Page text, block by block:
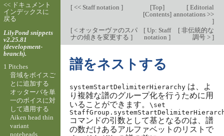
[<< Staff notation ] [Top]
[Contents]
[Editorial
annotations >>
]
[< オッターヴァのスパ
ナの傾きを変更する ]
[Up: Staff
notation ]
[非伝統的な
調号 > ]
譜をネストする
systemStartDelimiterHierarchyは、よ
り複雑な譜のグループ化を行うために用
いることができます。 \set
コマンドの引数として基となるのは、譜
の数だけあるアルファベットのリストで
<< ドキュメント
インデックスに
戻る
LilyPond snippets
v2.25.81
(development-
branch).
1 Pitches
音域をボイスご
とに追加する
オッターバを単
一のボイスに対
して適用する
Aiken head thin
variant
noteheads